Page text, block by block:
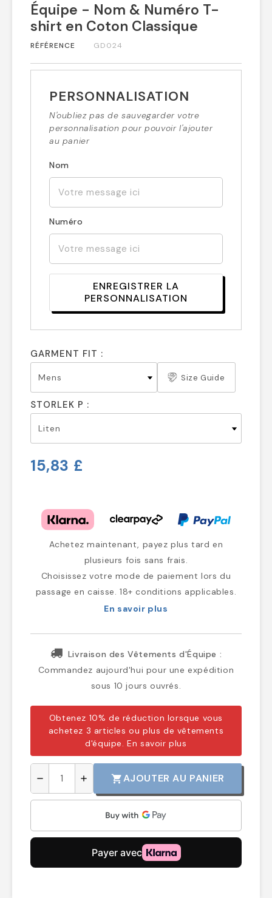
Équipe - Nom & Numéro T-
shirt en Coton Classique
RÉFÉRENCE GD024
PERSONNALISATION
N'oubliez pas de sauvegarder votre
personnalisation pour pouvoir l'ajouter
au panier
Nom
Numéro
ENREGISTRER LA
PERSONNALISATION
GARMENT FIT :
Size Guide
STORLEK P :
15,83 £
Achetez maintenant, payez plus tard en
plusieurs fois sans frais.
Choisissez votre mode de paiement lors du
passage en caisse. 18+ conditions applicables.
En savoir plus
Livraison des Vêtements d'Équipe :
Commandez aujourd'hui pour une expédition
sous 10 jours ouvrés.
Obtenez 10% de réduction lorsque vous
achetez 3 articles ou plus de vêtements
d'équipe.En savoir plus
remove add shopping_cartAJOUTER AU PANIER